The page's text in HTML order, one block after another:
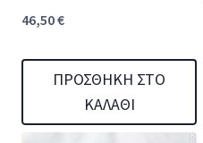
46,50€
ΠΡΟΣΘΉΚΗ ΣΤΟ
ΚΑΛΆΘΙ